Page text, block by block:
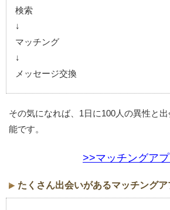
検索
↓
マッチング
↓
メッセージ交換
その気になれば、1日に100人の異性と
能です。
>>マッチングア
たくさん出会いがあるマッチングア